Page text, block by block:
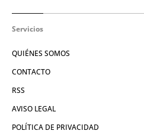
Servicios
QUIÉNES SOMOS
CONTACTO
RSS
AVISO LEGAL
POLÍTICA DE PRIVACIDAD